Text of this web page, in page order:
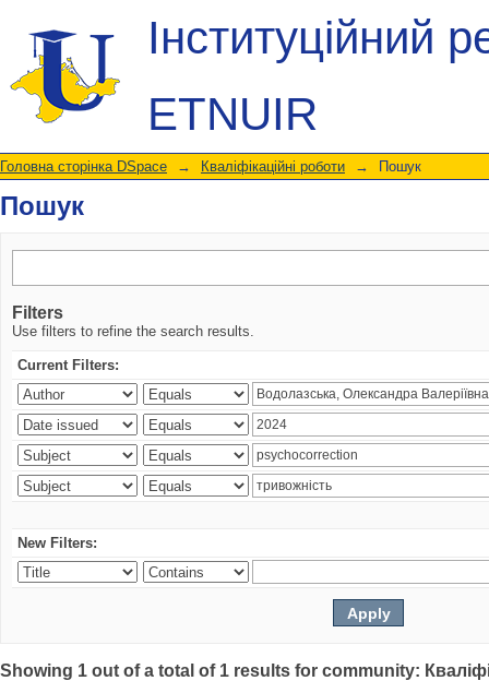
Інституційний
ETNUIR
Головна сторінка DSpace → Кваліфікаційні роботи → Пошук
Пошук
Filters
Use filters to refine the search results.
Current Filters:
New Filters:
Showing 1 out of a total of 1 results for community: